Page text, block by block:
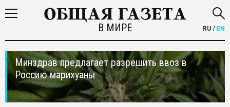
В МИРЕ RU /EN
Минздрав предлагает разрешить ввоз в
Россию марихуаны